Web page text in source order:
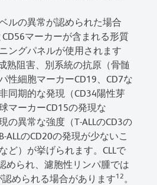
ルの異常が認められた場合
マーカーが含まれる形質
ングパネルが使用されます
熟阻害、別系統の抗原（骨髄
性細胞マーカーCD19、CD7な
同期的な発現（CD34陽性芽
マーカーCD15の発現な
の異常な強度（T-ALLのCD3の
ALLのCD20の発現が少ないこ
ど）が挙げられます。CLLで
められ、濾胞性リンパ腫では
められる場合があります12 。